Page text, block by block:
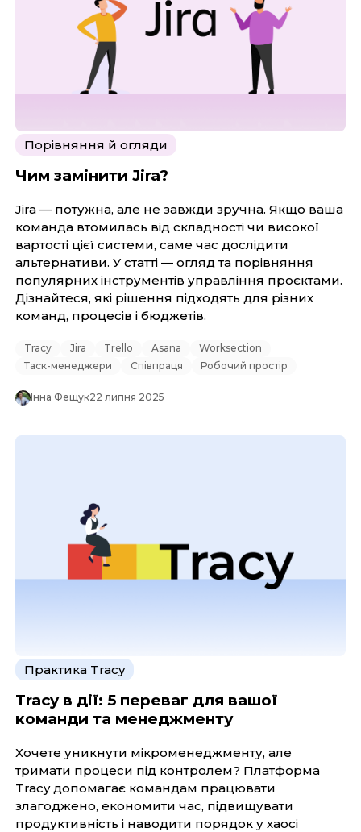
Порівняння й огляди
Чим замінити Jira?
Jira — потужна, але не завжди зручна. Якщо ваша
команда втомилась від складності чи високої
вартості цієї системи, саме час дослідити
альтернативи. У статті — огляд та порівняння
популярних інструментів управління проєктами.
Дізнайтеся, які рішення підходять для різних
команд, процесів і бюджетів.
Tracy Jira Trello Asana
Worksection
Таск-менеджери
Співпраця Робочий простір
Інна Фещук22 липня 2025
Практика Tracy
Tracy в дії: 5 переваг для вашої
команди та менеджменту
Хочете уникнути мікроменеджменту, але
тримати процеси під контролем? Платформа
Tracy допомагає командам працювати
злагоджено, економити час, підвищувати
продуктивність і наводити порядок у хаосі